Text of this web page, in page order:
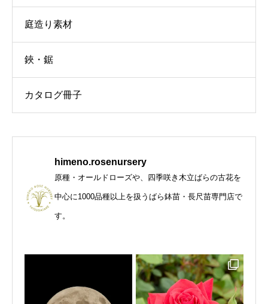
庭造り素材
鋏・鋸
カタログ冊子
himeno.rosenursery
原種・オールドローズや、四季咲き木立ばらの古花を
中心に1000品種以上を扱うばら鉢苗・長尺苗専門店で
す。